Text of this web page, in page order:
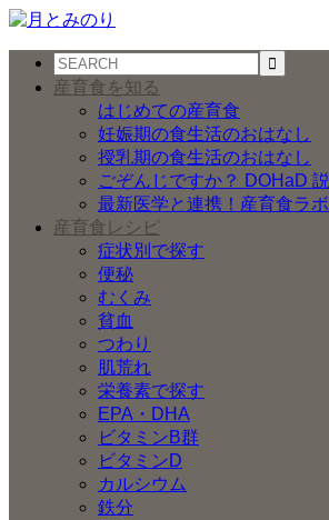
産育食を知る
はじめての産育食
妊娠期の食生活のおはなし
授乳期の食生活のおはなし
ごぞんじですか？ DOHaD 説
最新医学と連携！産育食ラボ
産育食レシピ
症状別で探す
便秘
むくみ
貧血
つわり
肌荒れ
栄養素で探す
EPA・DHA
ビタミンB群
ビタミンD
カルシウム
鉄分